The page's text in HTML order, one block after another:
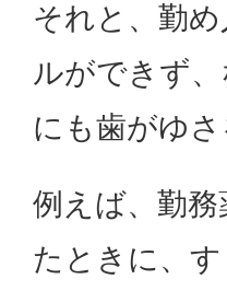
それと、勤
ルができず
にも歯がゆ
例えば、勤
たときに、